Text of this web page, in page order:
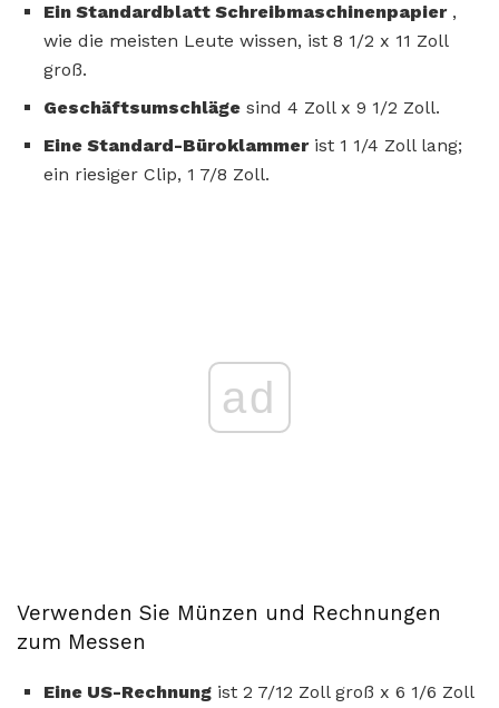
Ein Standardblatt Schreibmaschinenpapier,
wie die meisten Leute wissen, ist 8 1/2 x 11 Zoll
groß.
Geschäftsumschläge sind 4 Zoll x 9 1/2 Zoll.
Eine Standard-Büroklammerist 1 1/4 Zoll lang;
ein riesiger Clip, 1 7/8 Zoll.
ad
Verwenden Sie Münzen und Rechnungen
zum Messen
Eine US-Rechnung ist 2 7/12 Zoll groß x 6 1/6 Zoll